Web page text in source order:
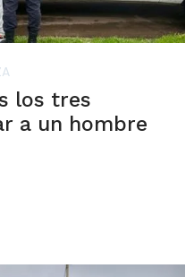
los tres
a un hombre